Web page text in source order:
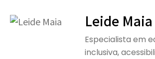
Leide Maia
Especialista em
inclusiva,